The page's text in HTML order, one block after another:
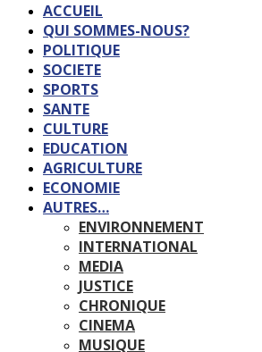
ACCUEIL
QUI SOMMES-NOUS?
POLITIQUE
SOCIETE
SPORTS
SANTE
CULTURE
EDUCATION
AGRICULTURE
ECONOMIE
AUTRES…
ENVIRONNEMENT
INTERNATIONAL
MEDIA
JUSTICE
CHRONIQUE
CINEMA
MUSIQUE